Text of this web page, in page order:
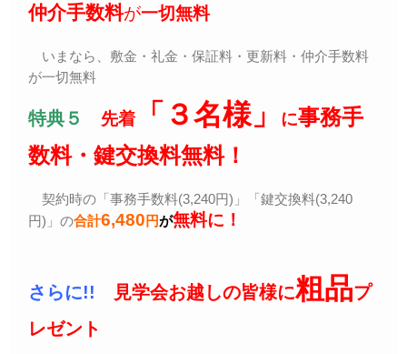
仲介手数料が一切無料
いまなら、敷金・礼金・保証料・更新料・仲介手数料
が一切無料
特典５ 先着 「３名様」 に事務手
数料・鍵交換料無料！
契約時の「事務手数料(3,240円)」「鍵交換料(3,240
円)」の合計6,480 円が無料に！
さらに!! 見学会お越しの皆様に粗品プ
レゼント